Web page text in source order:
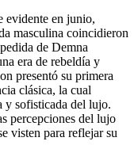
evidente en junio,
masculina coincidieron
de Demna
era de rebeldía y
presentó su primera
clásica, la cual
y sofisticada del lujo.
percepciones del lujo
visten para reflejar su